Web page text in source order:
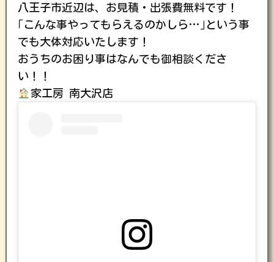
八王子市近辺は、お見積・出張費無料です！
｢こんな事やってもらえるのかしら…｣という事
でも大体対応いたします！
おうちのお困り事はなんでも御相談くださ
い！！
家工房 南大沢店